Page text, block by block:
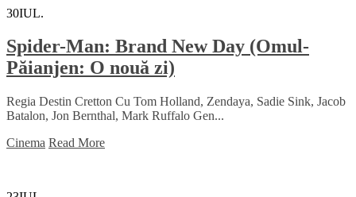
30IUL.
Spider-Man: Brand New Day (Omul-
Păianjen: O nouă zi)
Regia Destin Cretton Cu Tom Holland, Zendaya, Sadie Sink, Jacob
Batalon, Jon Bernthal, Mark Ruffalo Gen...
Cinema Read More